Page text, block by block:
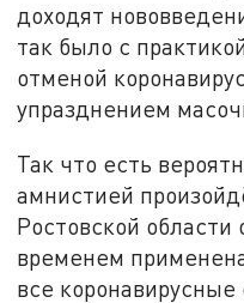
доходят
так было с
отменой
упразднением
Так что есть
амнистией
Ростовской
временем
все коронавирусные